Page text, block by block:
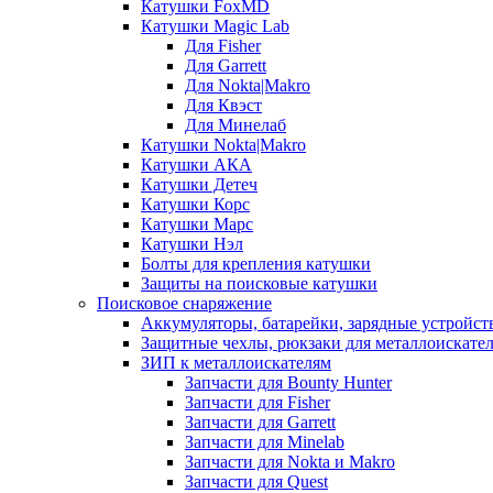
Катушки FoxMD
Катушки Magic Lab
Для Fisher
Для Garrett
Для Nokta|Makro
Для Квэст
Для Минелаб
Катушки Nokta|Makro
Катушки АКА
Катушки Детеч
Катушки Корс
Катушки Марс
Катушки Нэл
Болты для крепления катушки
Защиты на поисковые катушки
Поисковое снаряжение
Аккумуляторы, батарейки, зарядные
Защитные чехлы, рюкзаки для
ЗИП к металлоискателям
Запчасти для Bounty Hunter
Запчасти для Fisher
Запчасти для Garrett
Запчасти для Minelab
Запчасти для Nokta и Makro
Запчасти для Quest